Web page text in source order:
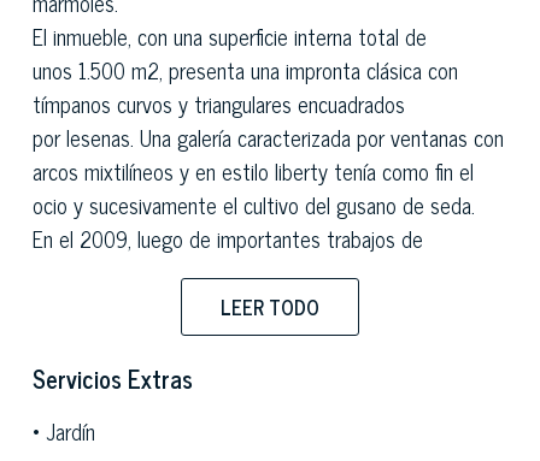
El inmueble, con una superficie interna total de
unos 1.500 m2, presenta una impronta clásica con
tímpanos curvos y triangulares encuadrados
por lesenas. Una galería caracterizada por ventanas con
arcos mixtilíneos y en estilo liberty tenía como fin el
ocio y sucesivamente el cultivo del gusano de seda.
En el 2009, luego de importantes trabajos de
reestructuración, a la propiedad le ha sido devuelto su
antiguo esplendor y fue transformada en un lugar para
realizar eventos, convenios y un restaurante.
En su interior el inmueble contiene refinados salones
decorados en donde tienen lugar muestras, ceremonias
LEER TODO
Servicios Extras
Jardín